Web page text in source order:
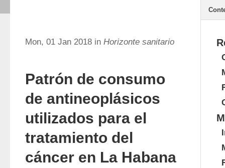
Mon, 01 Jan 2018 in Horizonte sanitario
Patrón de consumo
de antineoplásicos
utilizados para el
tratamiento del
cáncer en La Habana